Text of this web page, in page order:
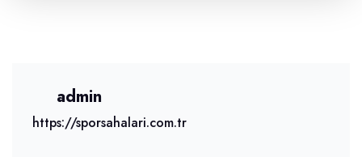
admin
https://sporsahalari.com.tr